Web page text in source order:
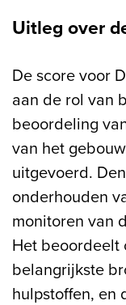
Uitleg over
De score voor
aan de rol van
beoordeling
van het
uitgevoerd.
onderhouden
monitoren van
Het beoordeelt
belangrijkste
hulpstoffen, en